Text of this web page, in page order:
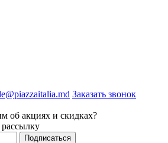
Заказать звонок
об акциях и скидках?
Подписаться